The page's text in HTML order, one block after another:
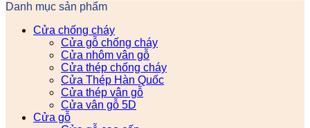
Danh mục sản phẩm
Cửa chống cháy
Cửa gỗ chống cháy
Cửa nhôm vân gỗ
Cửa thép chống cháy
Cửa Thép Hàn Quốc
Cửa thép vân gỗ
Cửa vân gỗ 5D
Cửa gỗ